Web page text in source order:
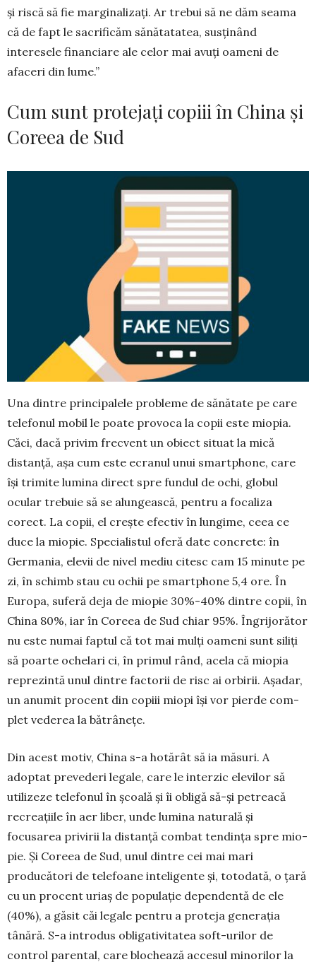
și riscă să fie margi­nali­zați. Ar trebui să ne dăm seama
că de fapt le sacrificăm sănătatatea, sus­ți­nând
interesele financiare ale celor mai avuți oameni de
afaceri din lume.”
Cum sunt protejați copiii în China și
Coreea de Sud
Una dintre principalele probleme de sănătate pe care
telefonul mobil le poate provoca la copii este miopia.
Căci, dacă privim frecvent un obiect situat la mică
distanță, așa cum este ecranul unui smartphone, care
își trimite lumina direct spre fundul de ochi, globul
ocular trebuie să se alun­gească, pentru a focaliza
corect. La copii, el crește efectiv în lungime, ceea ce
duce la miopie. Spe­cialistul oferă date concrete: în
Germania, elevii de nivel mediu citesc cam 15 minute pe
zi, în schimb stau cu ochii pe smart­phone 5,4 ore. În
Europa, suferă deja de miopie 30%-40% dintre copii, în
China 80%, iar în Coreea de Sud chiar 95%. Îngrijorător
nu este numai faptul că tot mai mulți oameni sunt siliți
să poar­te ochelari ci, în primul rând, acela că miopia
reprezintă unul dintre factorii de risc ai orbirii. Așadar,
un anumit procent din copiii miopi își vor pierde com­
plet vederea la bătrânețe.
Din acest motiv, China s-a ho­tărât să ia măsuri. A
adoptat pre­vederi legale, care le interzic elevi­lor să
utilizeze telefonul în școală și îi obligă să-și petreacă
recreațiile în aer liber, unde lumina naturală și
focusarea privirii la distanță combat tendința spre mio­
pie. Și Coreea de Sud, unul dintre cei mai mari
producători de telefoane inteligente și, totodată, o țară
cu un procent uriaș de populație dependentă de ele
(40%), a găsit căi legale pentru a proteja generația
tânără. S-a introdus obligativitatea soft-urilor de
control parental, care blochează accesul minorilor la